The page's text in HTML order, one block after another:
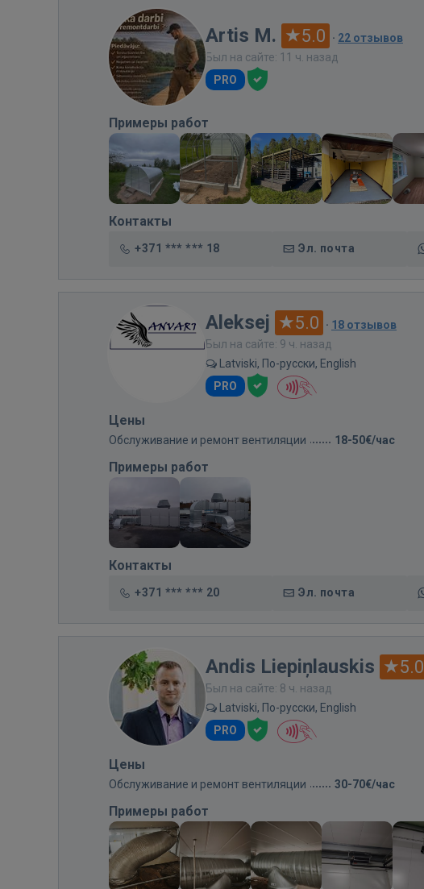
Artis M. 5.0 · 22 отзывов
Был на сайте: 11 ч. назад
PRO
Примеры работ
Контакты
+371 *** *** 18 Эл. почта
Aleksej 5.0 · 18 отзывов
Был на сайте: 9 ч. назад
Latviski, По-русски, English
PRO
Цены
Обслуживание и ремонт вентиляции 18-50€/час
Примеры работ
Контакты
+371 *** *** 20 Эл. почта
Andis Liepiņlauskis 5.0
Был на сайте: 8 ч. назад
Latviski, По-русски, English
PRO
Цены
Обслуживание и ремонт вентиляции 30-70€/час
Примеры работ